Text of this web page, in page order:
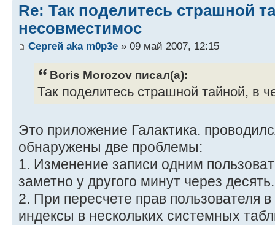
Re: Так поделитесь страшной
несовместимос
Сергей aka m0p3e » 09 май 2007, 12:15
Boris Morozov писал(а):
Так поделитесь страшной тайной, в
Это приложение Галактика.
обнаружены две проблемы:
1. Изменение записи одним
заметно у другого минут через десять.
2. При пересчете прав пользователя
индексы в нескольких системных